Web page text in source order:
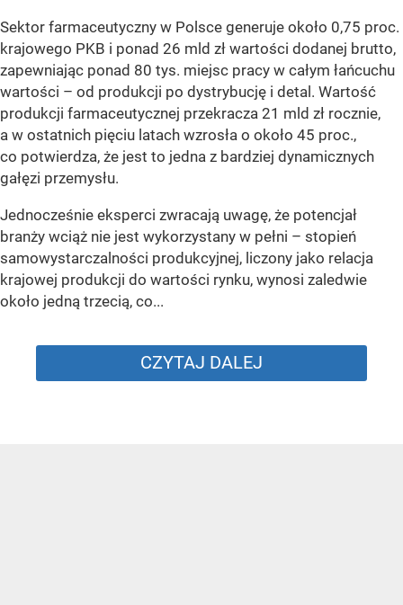
Sektor farmaceutyczny w Polsce generuje około 0,75 proc.
krajowego PKB i ponad 26 mld zł wartości dodanej brutto,
zapewniając ponad 80 tys. miejsc pracy w całym łańcuchu
wartości – od produkcji po dystrybucję i detal. Wartość
produkcji farmaceutycznej przekracza 21 mld zł rocznie,
a w ostatnich pięciu latach wzrosła o około 45 proc.,
co potwierdza, że jest to jedna z bardziej dynamicznych
gałęzi przemysłu.
Jednocześnie eksperci zwracają uwagę, że potencjał
branży wciąż nie jest wykorzystany w pełni – stopień
samowystarczalności produkcyjnej, liczony jako relacja
krajowej produkcji do wartości rynku, wynosi zaledwie
około jedną trzecią, co...
CZYTAJ DALEJ